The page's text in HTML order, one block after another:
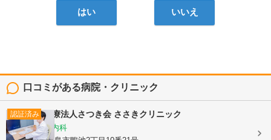
はい いいえ
口コミがある病院・クリニック
認証済み 医療法人さつき会 ささきクリニック
内科, 循環器内科